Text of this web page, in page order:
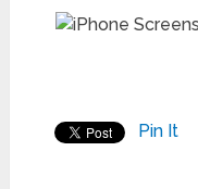
Pin It